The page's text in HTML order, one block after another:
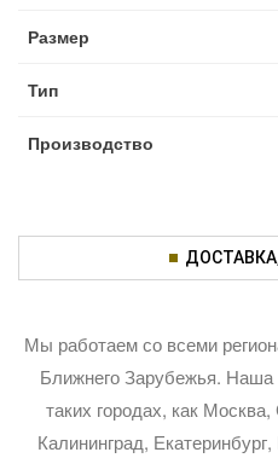
Размер
Тип
Производство
Мы работаем со всеми
Ближнего Зарубежья. Наша
таких городах, как
Калининград,